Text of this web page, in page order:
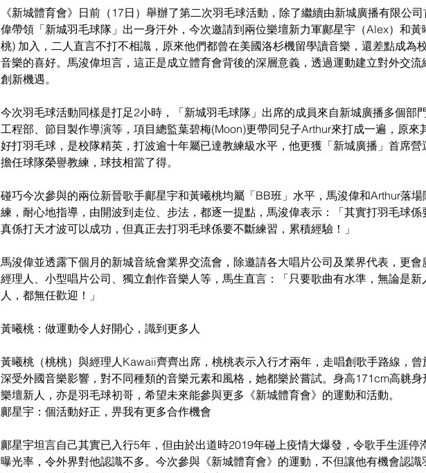
《新城體育會》日前（17日）舉辦了第二次羽毛球活動，除了繼續由新城廣播有限公
偉帶領「新城羽毛球隊」出一身汗外，今次邀請到兩位樂壇新力軍鄺星宇（Alex）和黃
桃) 加入，二人直言不打不相識，原來他們都曾在美國洛杉機留學讀音樂，還差點成為
音樂的喜好。馬浚偉坦言，這正是成立體育會背後的深層意義，透過運動建立對外交
創新機遇。
今次羽毛球活動同樣是打足2小時，「新城羽毛球隊」出席的成員來自新城廣播多個部
工程部、節目製作導演等，項目總監葉碧梅(Moon)更帶同兒子Arthur來打成一遍，原來
好打羽毛球，是校隊精英，打波逾十年屬已達教練級水平，他更獲「新城廣播」首席
擔任球隊榮譽教練，球技相當了得。
碰巧今次參與的兩位新晉歌手鄺星宇和黃曦桃均屬「BB班」水平，馬浚偉和Arthur落
練，耐心地指導，由開波到走位、步法，都逐一提點，馬浚偉表示：「其實打羽毛球
真係打天才波可以成功，但真正去打羽毛球係要不斷練習，累積經驗！」
馬浚偉並透露下個月的新城音統會業界交流會，除邀請各大唱片公司及業界代表，更
經理人、小型唱片公司、獨立創作音樂人等，馬生直言：「只要歌曲有水準，無論是
人，都無任歡迎！」
黃曦桃：做運動令人好開心，識到更多人
黃曦桃（桃桃）與經理人Kawaii齊齊出席，桃桃表示入行才兩年，走唱創歌手路線，
深受外國音樂影響，對不同種類的音樂元素和風格，她都樂於嘗試。身高171cm高䠷
樂壇新人，亦是羽毛球初哥，希望未來能參與更多《新城體育會》的運動和活動。
鄺星宇：個活動好正，畀我有更多合作機會
鄺星宇坦言自己其實已入行5年，但由於出道時2019年碰上疫情大爆發，令歌手生涯停
曝光率，令外界對他認識不多。今次參與《新城體育會》的運動，不但讓他有機會認